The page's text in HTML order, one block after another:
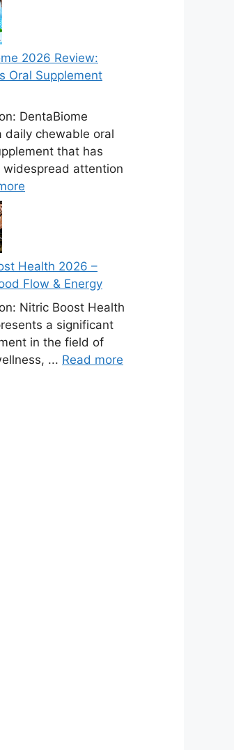
2026 Review:
Oral Supplement
DentaBiome
daily chewable oral
that has
widespread attention
Health 2026 –
Flow & Energy
Nitric Boost Health
a significant
in the field of
... Read more